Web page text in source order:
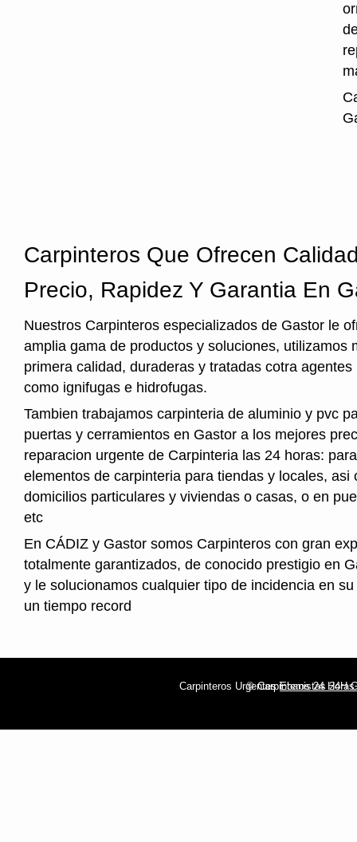
Carpinteros Que Ofrecen
Precio, Rapidez Y Garantia En
Nuestros Carpinteros especializados de Gastor le
amplia gama de productos y soluciones, utilizamos
primera calidad, duraderas y tratadas cotra
como ignifugas e hidrofugas.
Tambien trabajamos carpinteria de aluminio y pvc
puertas y cerramientos en Gastor a los mejores
reparacion urgente de Carpinteria las 24 horas:
elementos de carpinteria para tiendas y locales, asi
domicilios particulares y viviendas o casas, o en
etc
En CÁDIZ y Gastor somos Carpinteros con gran
totalmente garantizados, de conocido prestigio en
y le solucionamos cualquier tipo de incidencia en
un tiempo record
© Carpinteros 24 Horas
Carpinteros UrgentesEbanistas 24H